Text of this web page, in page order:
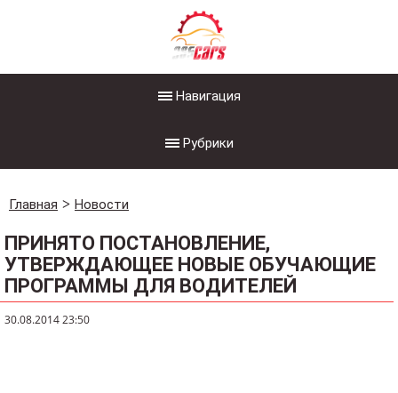
Навигация
Рубрики
Главная Новости
ПРИНЯТО ПОСТАНОВЛЕНИЕ,
УТВЕРЖДАЮЩЕЕ НОВЫЕ ОБУЧАЮЩИЕ
ПРОГРАММЫ ДЛЯ ВОДИТЕЛЕЙ
30.08.2014 23:50